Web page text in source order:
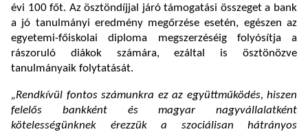
évi 100 főt. Az ösztöndíjjal járó támogatási összeget a bank
a jó tanulmányi eredmény megőrzése esetén, egészen az
egyetemi-főiskolai diploma megszerzéséig folyósítja a
rászoruló diákok számára, ezáltal is ösztönözve
tanulmányaik folytatását.
„Rendkívül fontos számunkra ez az együttműködés, hiszen
felelős bankként és magyar nagyvállalatként
kötelességünknek érezzük a szociálisan hátrányos